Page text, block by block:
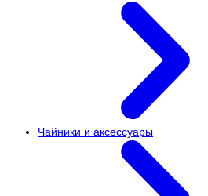
Чайники и аксессуары